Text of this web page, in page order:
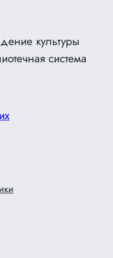
культуры
система